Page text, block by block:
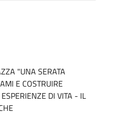
"UNA SERATA
E COSTRUIRE
DI VITA - IL